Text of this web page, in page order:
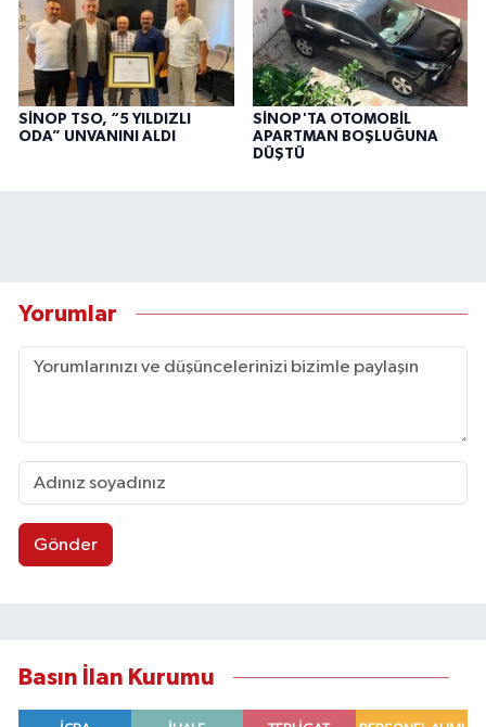
SİNOP TSO, “5 YILDIZLI
ODA” UNVANINI ALDI
SİNOP'TA OTOMOBİL
APARTMAN BOŞLUĞUNA
DÜŞTÜ
Yorumlar
Gönder
Basın İlan Kurumu